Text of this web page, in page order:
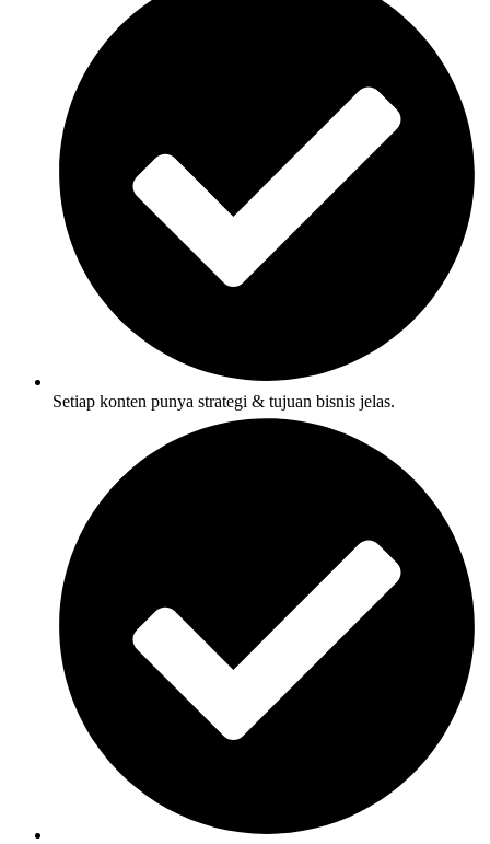
Setiap konten punya strategi & tujuan bisnis jelas.